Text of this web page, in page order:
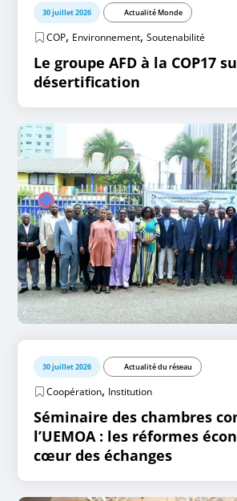
30 juillet 2026 Actualité Monde
COP, Environnement,Soutenabilité
Le groupe AFD à la COP17
désertification
30 juillet 2026 Actualité du réseau
Coopération, Institution
Séminaire des chambres
l’UEMOA : les réformes
cœur des échanges